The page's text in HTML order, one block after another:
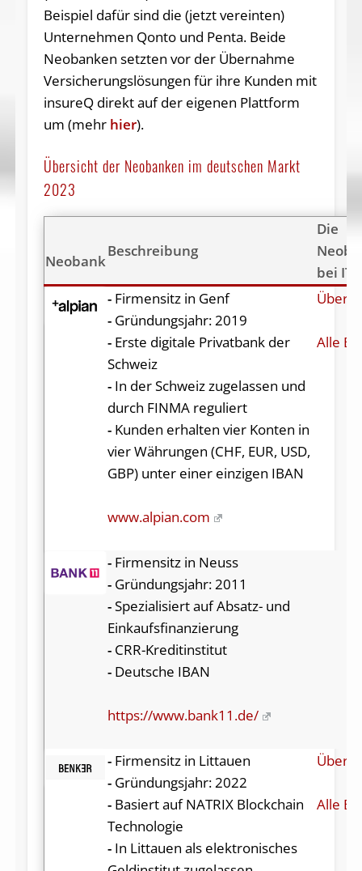
Beispiel dafür sind die (jetzt vereinten)
Unternehmen Qonto und Penta. Beide
Neobanken setzten vor der Übernahme
Versicherungslösungen für ihre Kunden mit
insureQ direkt auf der eigenen Plattform
um (mehr hier).
Übersicht der Neobanken im deutschen Markt
2023
Neobank
Beschreibung
Die
bei
-Firmensitz in Genf
-Gründungsjahr: 2019
-Erste digitale Privatbank der
Schweiz
-In der Schweiz zugelassen und
durch FINMA reguliert
-Kunden erhalten vier Konten in
vier Währungen (CHF, EUR, USD,
GBP) unter einer einzigen IBAN
www.alpian.com
Über
Alle
-Firmensitz in Neuss
-Gründungsjahr: 2011
-Spezialisiert auf Absatz- und
Einkaufsfinanzierung
-CRR-Kreditinstitut
-Deutsche IBAN
https://www.bank11.de/
-Firmensitz in Littauen
-Gründungsjahr: 2022
-Basiert auf NATRIX Blockchain
Technologie
-In Littauen als elektronisches
Über
Alle